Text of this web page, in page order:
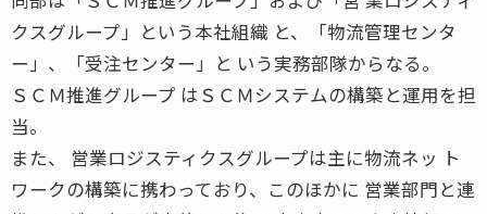
クスグループ」という本社組織 と、「物流管理センタ
ー」、「受注センター」と いう実務部隊からなる。
ＳＣＭ推進グループ はＳＣＭシステムの構築と運用を担
当。
また、 営業ロジスティクスグループは主に物流ネッ ト
ワークの構築に携わっており、このほかに 営業部門と連